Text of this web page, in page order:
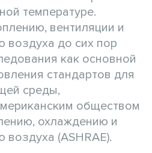
температуре.
вентиляции и
воздуха до сих пор
как основной
стандартов для
среды,
обществом
охлаждению и
(ASHRAE).